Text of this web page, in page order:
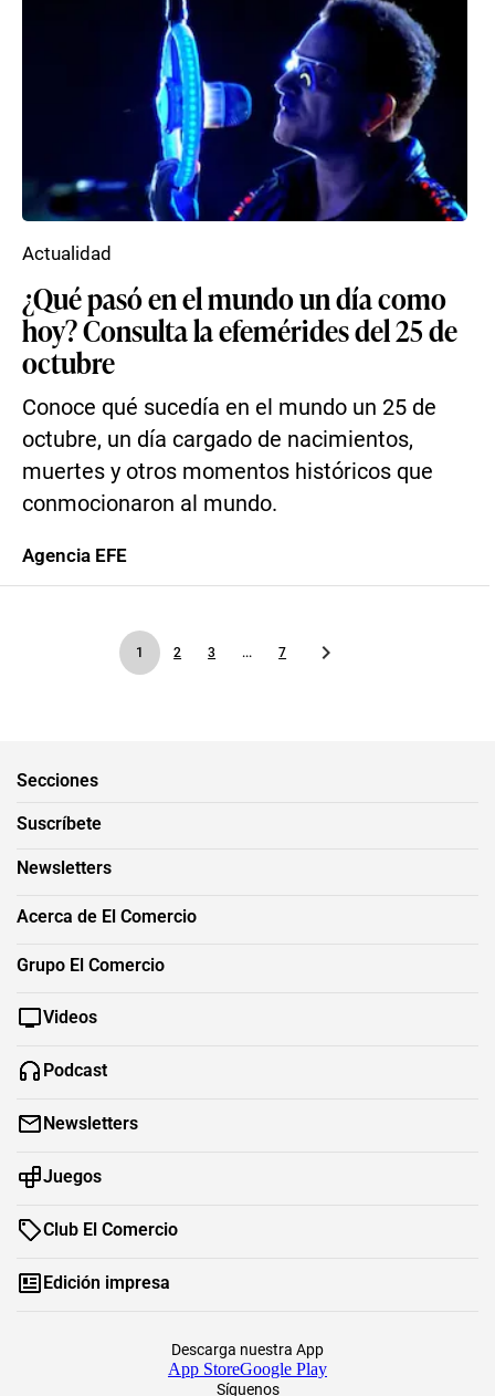
¿Qué pasó en el mundo un día como
hoy? Consulta la efemérides del 25 de
octubre
Conoce qué sucedía en el mundo un 25 de
octubre, un día cargado de nacimientos,
muertes y otros momentos históricos que
conmocionaron al mundo.
Actualidad
Agencia EFE
1 2 3 ... 7
Secciones
Suscríbete
Newsletters
Acerca de El Comercio
Grupo El Comercio
Videos
Podcast
Newsletters
Juegos
Club El Comercio
Edición impresa
Síguenos
Descarga nuestra App
App StoreGoogle Play